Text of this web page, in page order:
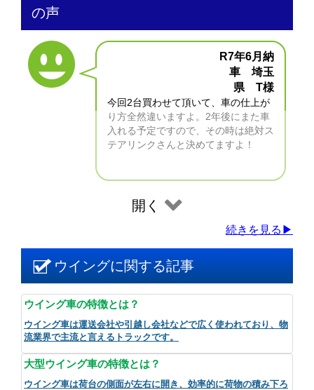
の声
R7年6月納
車 埼玉
県 T様
今回2台買わせて頂いて、車の仕上が
り方全然違いますよ。2年後にまた車
入れる予定ですので、その時は絶対ス
テアリンクさんと決めてますよ！
開く
続きを見る▶
ウイングに関する記事
ウイング車の特徴とは？
ウイング車は運送会社や引越し会社などで広く使われており、物
流業界で主流と言えるトラックです。
大型ウイング車の特徴とは？
ウイング車は荷台の側面が左右に開き、効率的に荷物の積み下ろ